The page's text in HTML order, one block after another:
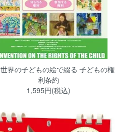
界の子どもの絵で綴る 子どもの権
利条約
1,595円(税込)